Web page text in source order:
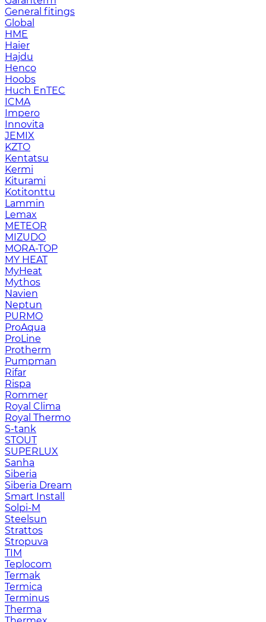
General fitings
Global
HME
Haier
Hajdu
Henco
Hoobs
Huch EnTEC
ICMA
Impero
Innovita
JEMIX
KZTO
Kentatsu
Kermi
Kiturami
Kotitonttu
Lammin
Lemax
METEOR
MIZUDO
MORA-TOP
MY HEAT
MyHeat
Mythos
Navien
Neptun
PURMO
ProAqua
ProLine
Protherm
Pumpman
Rifar
Rispa
Rommer
Royal Clima
Royal Thermo
S-tank
STOUT
SUPERLUX
Sanha
Siberia
Siberia Dream
Smart Install
Solpi-M
Steelsun
Strattos
Stropuva
TIM
Teplocom
Termak
Termica
Terminus
Therma